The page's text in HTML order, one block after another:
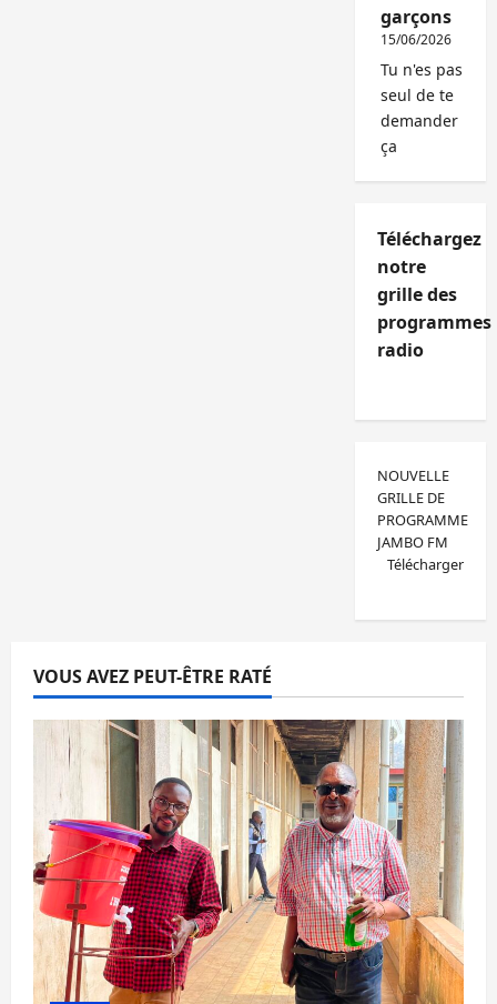
garçons
15/06/2026
Tu n'es pas
seul de te
demander
ça
Téléchargez
notre
grille des
programmes
radio
NOUVELLE
GRILLE DE
PROGRAMME
JAMBO FM
Télécharger
VOUS AVEZ PEUT-ÊTRE RATÉ